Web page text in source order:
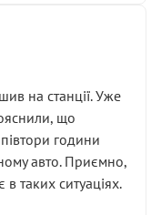
колеса”
робіт без
рідини потрібно
циліндром у
на станції. Уже
що
години
авто. Приємно,
таких ситуаціях.